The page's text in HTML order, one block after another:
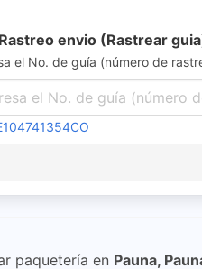
envio (Rastrear
el No. de guía (número de
paquetería en Pauna,